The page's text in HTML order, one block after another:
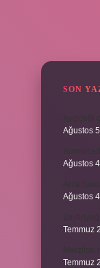
SON
Ağustos
Ağustos
Ağustos
Temmuz
Temmuz